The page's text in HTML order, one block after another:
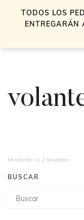
Mostrando los 2 resultados
BUSCAR
Búsqueda
TODOS LOS
ENTREGARÁN